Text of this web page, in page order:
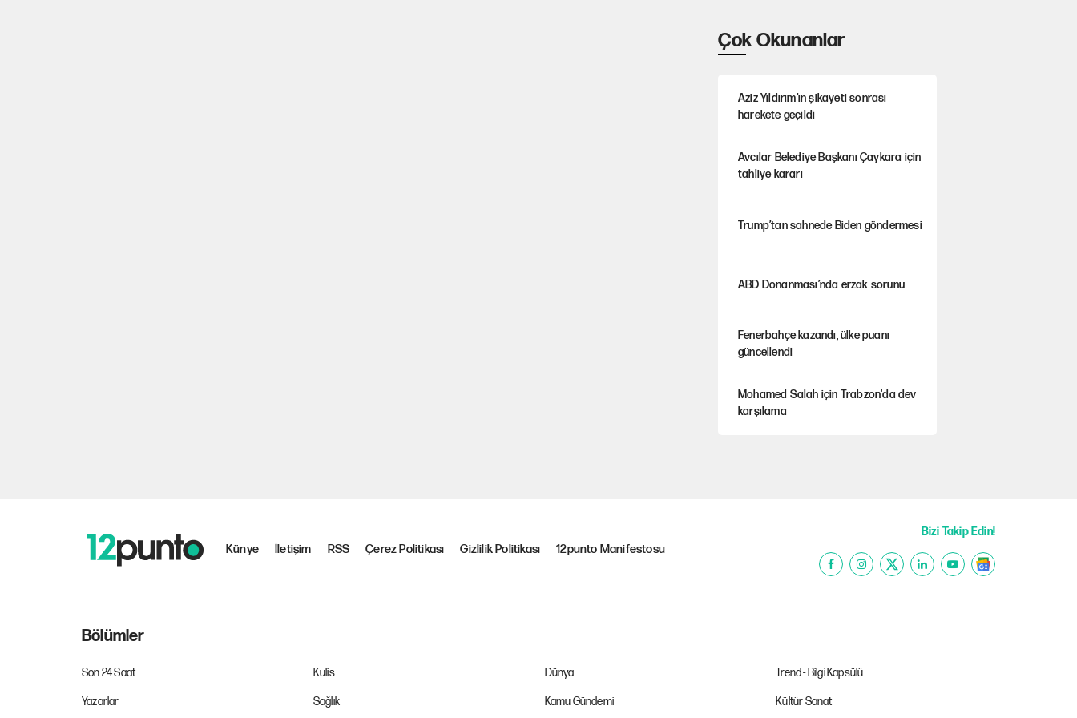
Çok Okunanlar
Aziz Yıldırım’ın şikayeti sonrası
harekete geçildi
Avcılar Belediye Başkanı Çaykara için
tahliye kararı
Trump’tan sahnede Biden göndermesi
ABD Donanması’nda erzak sorunu
Fenerbahçe kazandı, ülke puanı
güncellendi
Mohamed Salah için Trabzon'da dev
karşılama
Künye İletişim RSS Çerez Politikası Gizlilik Politikası 12punto Manifestosu
Bizi Takip Edin!
Bölümler
Son 24 Saat Kulis Dünya Trend - Bilgi Kapsülü
Yazarlar Sağlık Kamu Gündemi Kültür Sanat